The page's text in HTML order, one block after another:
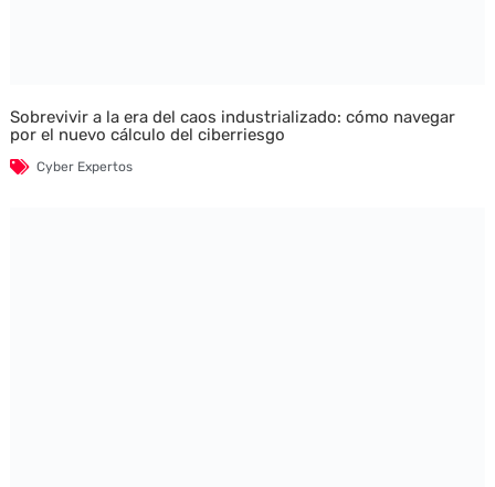
Sobrevivir a la era del caos industrializado: cómo navegar
por el nuevo cálculo del ciberriesgo
Cyber Expertos